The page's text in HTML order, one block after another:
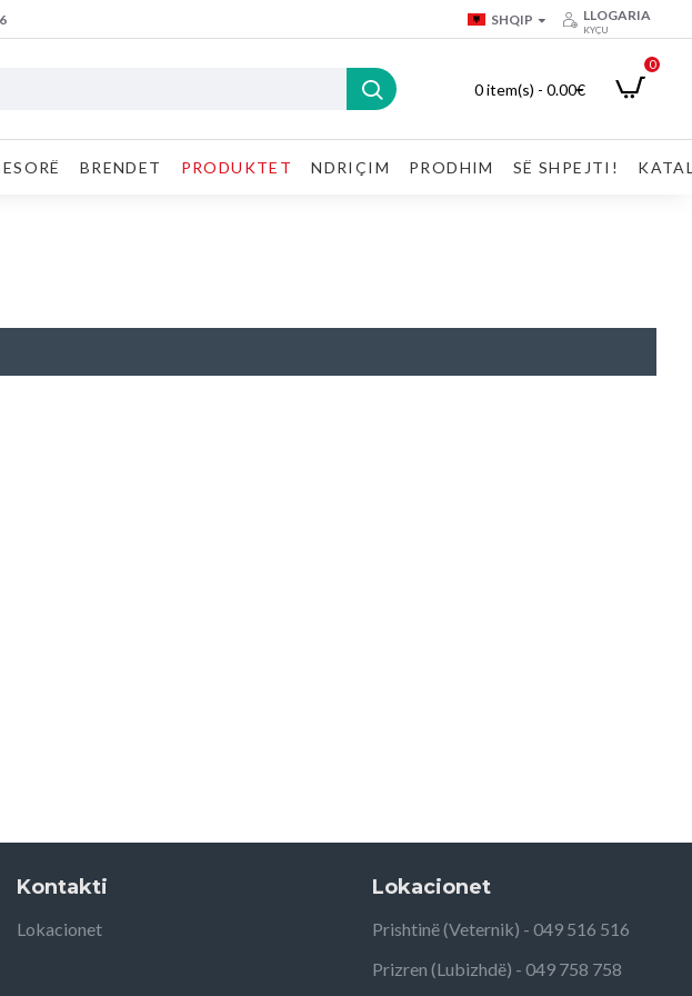
SHQIP LLOGARIA
KYÇU
0 item(s) - 0.00€
0
BRENDET PRODUKTET NDRIÇIM PRODHIM SË SHPEJTI!
Kontakti
Lokacionet
Lokacionet
Prishtinë (Veternik) - 049 516 516
Prizren (Lubizhdë) - 049 758 758